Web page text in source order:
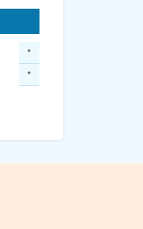
*
*